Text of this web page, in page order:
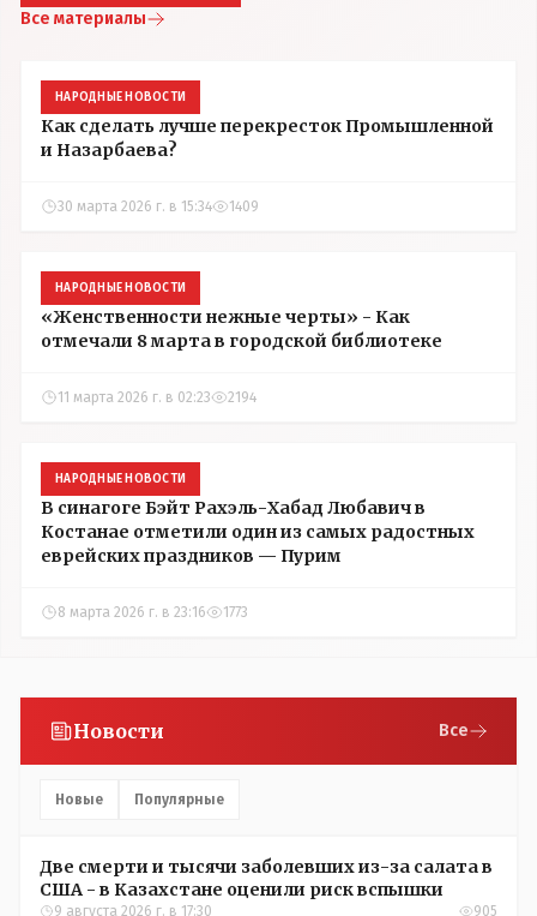
Все материалы
НАРОДНЫЕ НОВОСТИ
Как сделать лучше перекресток Промышленной
и Назарбаева?
30 марта 2026 г. в 15:34 1409
НАРОДНЫЕ НОВОСТИ
«Женственности нежные черты» - Как
отмечали 8 марта в городской библиотеке
11 марта 2026 г. в 02:23 2194
НАРОДНЫЕ НОВОСТИ
В синагоге Бэйт Рахэль-Хабад Любавич в
Костанае отметили один из самых радостных
еврейских праздников — Пурим
8 марта 2026 г. в 23:16 1773
Новости Все
Новые Популярные
Две смерти и тысячи заболевших из-за салата в
США - в Казахстане оценили риск вспышки
9 августа 2026 г. в 17:30 905